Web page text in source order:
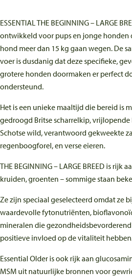
ESSENTIAL THE BEGINNING – LARGE
ontwikkeld voor pups en jonge honden
hond meer dan 15 kg gaan wegen. De
voer is dusdanig dat deze specifieke,
grotere honden doormaken er perfect
ondersteund.
Het is een unieke maaltijd die bereid is
gedroogd Britse scharrelkip, vrijlopende
Schotse wild, verantwoord gekweekte
regenboogforel, en verse eieren.
THE BEGINNING – LARGE BREED is rijk
kruiden, groenten – sommige staan
Ze zijn speciaal geselecteerd omdat ze
waardevolle fytonutriënten,
mineralen die
positieve invloed op de vitaliteit
Essential Older is ook rijk aan
MSM uit natuurlijke bronnen voor